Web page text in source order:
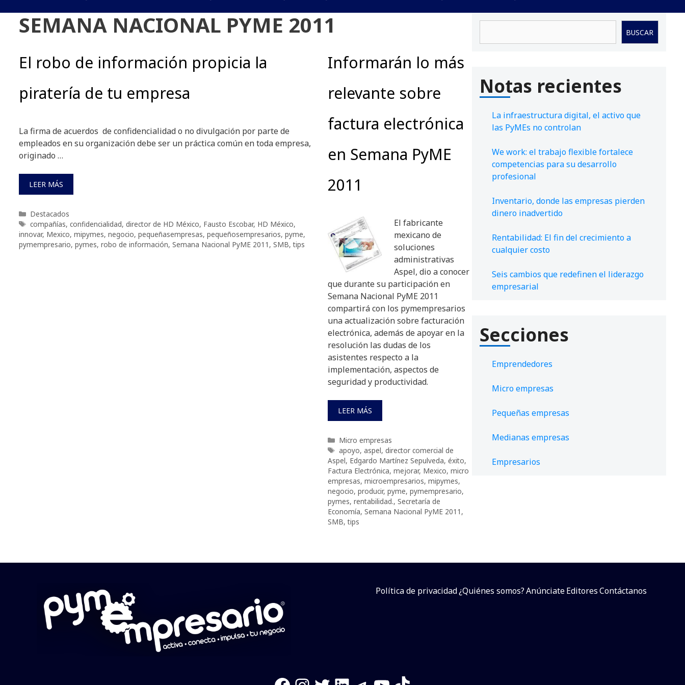
SEMANA NACIONAL PYME 2011
El robo de información propicia la
piratería de tu empresa
La firma de acuerdos de confidencialidad o no divulgación por parte de
empleados en su organización debe ser un práctica común en toda empresa,
originado …
LEER MÁS
Categorías
Destacados
Etiquetas
compañías, confidencialidad, director de HD México, Fausto Escobar, HD México,
innovar, Mexico, mipymes, negocio, pequeñasempresas, pequeñosempresarios, pyme,
pymempresario, pymes, robo de información, Semana Nacional PyME 2011 , SMB,tips
Informarán lo más
relevante sobre
factura electrónica
en Semana PyME
2011
El fabricante
mexicano de
soluciones
administrativas
Aspel, dio a conocer
que durante su participación en
Semana Nacional PyME 2011
compartirá con los pymempresarios
una actualización sobre facturación
electrónica, además de apoyar en la
resolución las dudas de los
asistentes respecto a la
implementación, aspectos de
seguridad y productividad.
LEER MÁS
Categorías
Micro empresas
Etiquetas
apoyo, aspel, director comercial de
Aspel, Edgardo Martínez Sepulveda, éxito,
Factura Electrónica, mejorar, Mexico, micro
empresas, microempresarios, mipymes,
negocio, producir, pyme, pymempresario,
pymes, rentabilidad., Secretaría de
Economía, Semana Nacional PyME 2011 ,
SMB,tips
BUSCAR
Notas recientes
La infraestructura digital, el activo que
las PyMEs no controlan
We work: el trabajo flexible fortalece
competencias para su desarrollo
profesional
Inventario, donde las empresas pierden
dinero inadvertido
Rentabilidad: El fin del crecimiento a
cualquier costo
Seis cambios que redefinen el liderazgo
empresarial
Secciones
Emprendedores
Micro empresas
Pequeñas empresas
Medianas empresas
Empresarios
Política de privacidad¿Quiénes somos?AnúnciateEditoresContáctanos